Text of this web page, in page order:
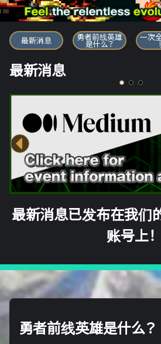
勇者前线英雄
最新消息 勇者前线英雄
是什么？
一次
最新消息
最新消息已发布在我们
账号上！
勇者前线英雄是什么？